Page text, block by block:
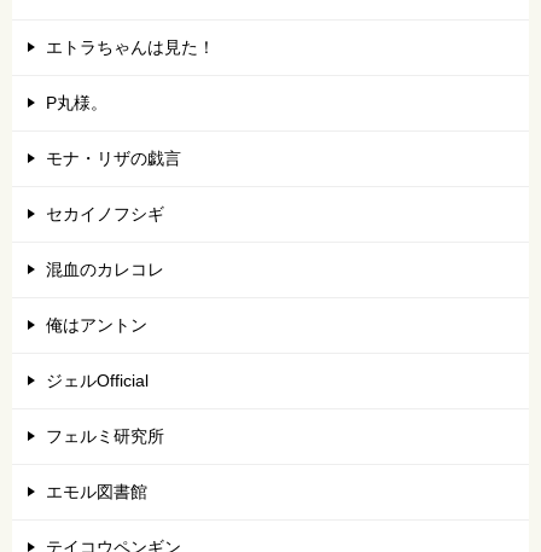
エトラちゃんは見た！
P丸様。
モナ・リザの戯言
セカイノフシギ
混血のカレコレ
俺はアントン
ジェルOfficial
フェルミ研究所
エモル図書館
テイコウペンギン